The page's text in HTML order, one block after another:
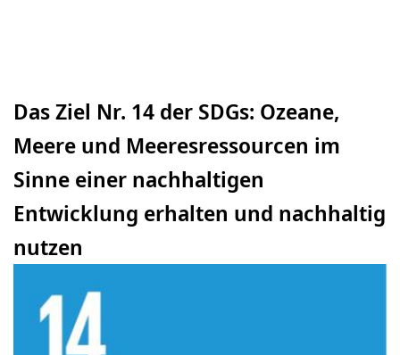
Das Ziel Nr. 14 der SDGs: Ozeane,
Meere und Meeresressourcen im
Sinne einer nachhaltigen
Entwicklung erhalten und nachhaltig
nutzen